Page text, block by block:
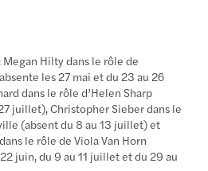
: Megan Hilty dans le rôle de
les 27 mai et du 23 au 26
dans le rôle d’Helen Sharp
juillet), Christopher Sieber dans le
(absent du 8 au 13 juillet) et
le rôle de Viola Van Horn
juin, du 9 au 11 juillet et du 29 au